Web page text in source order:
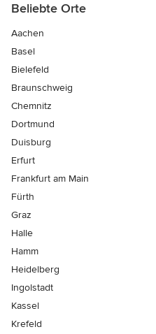
Beliebte Orte
Aachen
Basel
Bielefeld
Braunschweig
Chemnitz
Dortmund
Duisburg
Erfurt
Frankfurt am Main
Fürth
Graz
Halle
Hamm
Heidelberg
Ingolstadt
Kassel
Krefeld